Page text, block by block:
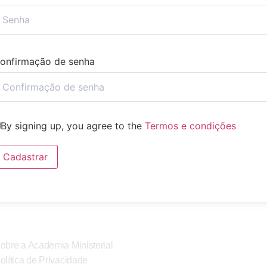
de senha
By signing up, you agree to the Termos e condições
Cadastrar
a Academia Ministerial
de Privacidade